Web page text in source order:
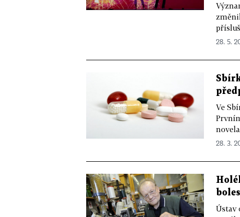
28. 5.
Ve
28. 3.
Ústav